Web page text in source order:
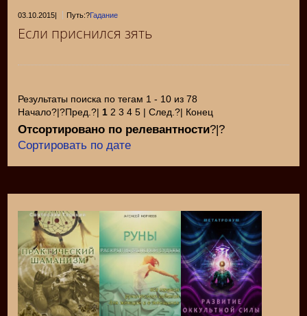
03.10.2015 Путь:?Гадание
Если приснился зять
Результаты поиска по тегам 1 - 10 из 78
Начало?|?Пред.?| 1 2 3 4 5 | След.?| Конец
Отсортировано по релевантности?|?
Сортировать по дате